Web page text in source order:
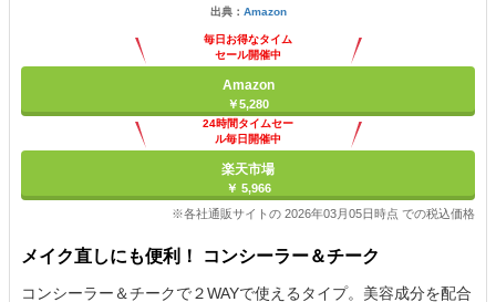
出典： Amazon
毎日お得なタイム
セール開催中
Amazon
￥5,280
24時間タイムセー
ル毎日開催中
楽天市場
￥ 5,966
※各社通販サイトの 2026年03月05日時点 での税込価格
メイク直しにも便利！ コンシーラー＆チーク
コンシーラー＆チークで２WAYで使えるタイプ。美容成分を配合